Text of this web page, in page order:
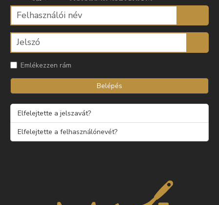
Emlékezzen rám
Belépés
Elfelejtette a jelszavát?
Elfelejtette a felhasználónevét?